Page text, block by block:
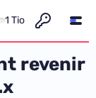
1 Tio
revenir